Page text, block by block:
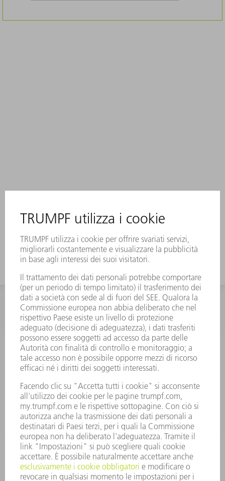
INFORMAZIONE
Domande frequenti
Condizioni generali di contratto
CONTATTO
RICAMBI TRUMPF ITALIA
lunedì a venerdì: 08:30 – 18:00
ricambi@trumpf.com
CONTATTO
UTENSILI TRUMPF ITALIA
+39 02 48489482
lunedì a venerdì: 08:00 – 18:00
utensili@trumpf.com